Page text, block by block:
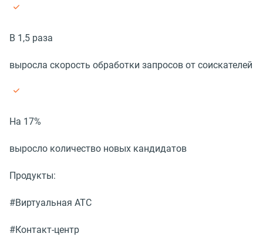
В 1,5 раза
выросла скорость обработки запросов от соискателей
На 17%
выросло количество новых кандидатов
Продукты:
#Виртуальная АТС
#Контакт-центр